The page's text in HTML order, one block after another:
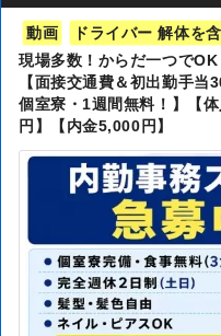
動画
ドライバー 解体を
現場多数！からだ一つで
【面接交通費＆初出勤手
個室寮・1週間無料！】【
円】【内金5,000円】